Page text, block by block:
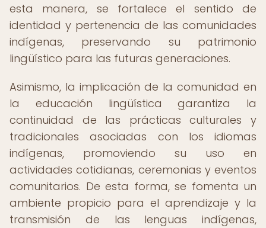
esta manera, se fortalece el sentido de
identidad y pertenencia de las comunidades
indígenas, preservando su patrimonio
lingüístico para las futuras generaciones.
Asimismo, la implicación de la comunidad en
la educación lingüística garantiza la
continuidad de las prácticas culturales y
tradicionales asociadas con los idiomas
indígenas, promoviendo su uso en
actividades cotidianas, ceremonias y eventos
comunitarios. De esta forma, se fomenta un
ambiente propicio para el aprendizaje y la
transmisión de las lenguas indígenas,